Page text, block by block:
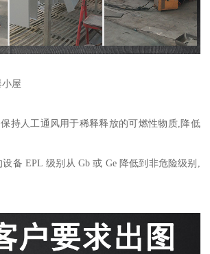
小屋
持人工通风用于稀释释放的可燃性物质,降低
备 EPL 级别从 Gb 或 Ge 降低到非危险级别,